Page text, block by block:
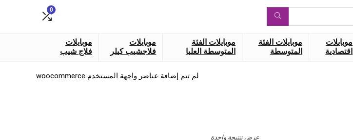
0
موبايلات
اقتصادية
موبايلات الفئة
المتوسطة
موبايلات الفئة
المتوسطة العليا
موبايلات
فلاجشيب كيلر
موبايلات
فلاج شيب
عرض نتتيجة واحدة
لم تتم إضافة عناصر واجهة المستخدم woocommerce